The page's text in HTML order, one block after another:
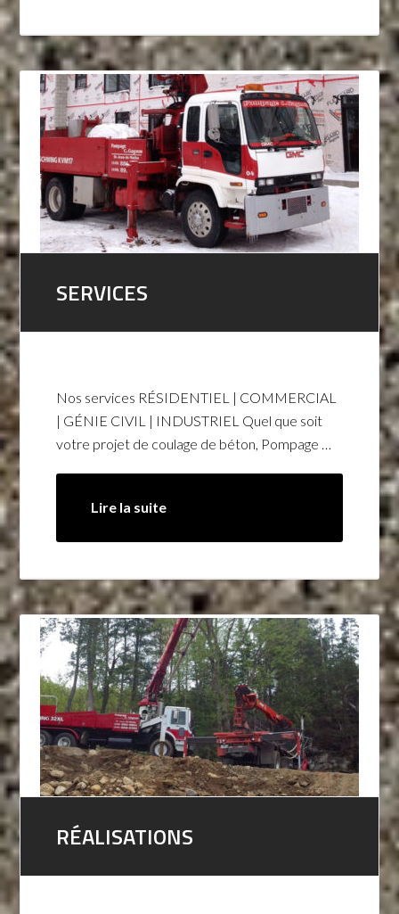
SERVICES
Nos services RÉSIDENTIEL | COMMERCIAL
| GÉNIE CIVIL | INDUSTRIEL Quel que soit
votre projet de coulage de béton, Pompage …
Lire la suite
RÉALISATIONS